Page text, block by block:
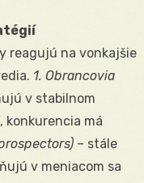
reagujú na vonkajšie
1. Obrancovia
v stabilnom
konkurencia má
– stále
v meniacom sa